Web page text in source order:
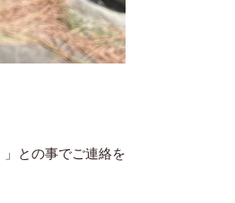
」との事でご連絡を